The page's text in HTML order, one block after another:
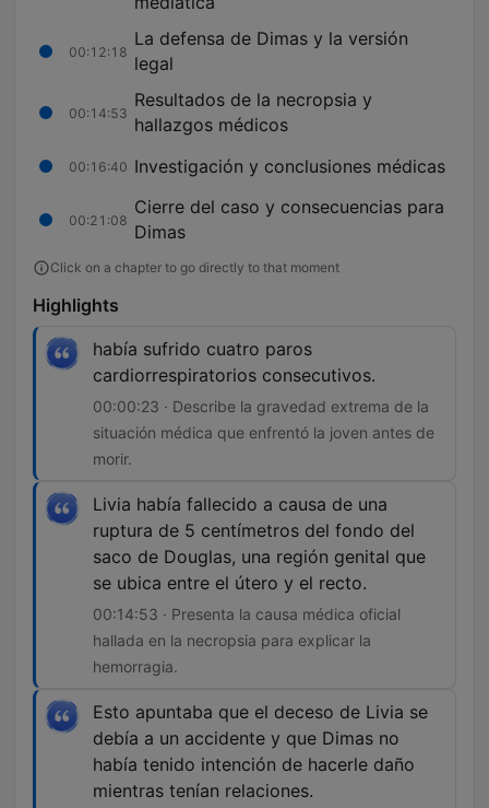
00:12:18
La defensa de Dimas y la versión
legal
00:14:53
Resultados de la necropsia y
hallazgos médicos
00:16:40 Investigación y conclusiones médicas
00:21:08
Cierre del caso y consecuencias para
Dimas
Click on a chapter to go directly to that moment
Highlights
había sufrido cuatro paros
cardiorrespiratorios consecutivos.
00:00:23 · Describe la gravedad extrema de la
situación médica que enfrentó la joven antes de
morir.
Livia había fallecido a causa de una
ruptura de 5 centímetros del fondo del
saco de Douglas, una región genital que
se ubica entre el útero y el recto.
00:14:53 · Presenta la causa médica oficial
hallada en la necropsia para explicar la
hemorragia.
Esto apuntaba que el deceso de Livia se
debía a un accidente y que Dimas no
había tenido intención de hacerle daño
mientras tenían relaciones.